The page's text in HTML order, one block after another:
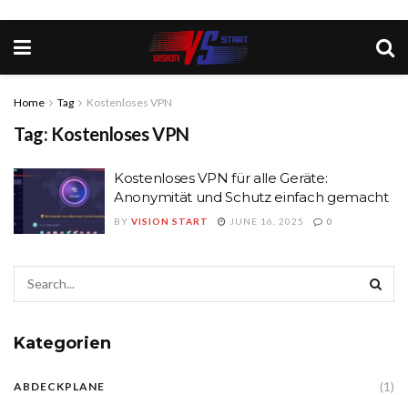
Home Tag Kostenloses VPN
Tag: Kostenloses VPN
Kostenloses VPN für alle Geräte:
Anonymität und Schutz einfach gemacht
BY VISION START JUNE 16, 2025 0
Kategorien
ABDECKPLANE (1)